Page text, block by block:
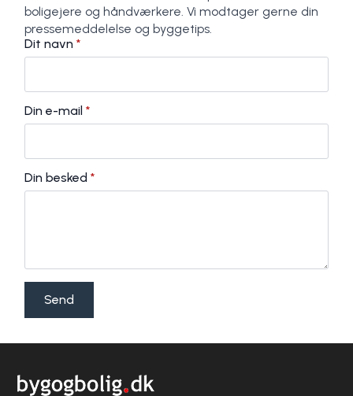
boligejere og håndværkere. Vi modtager gerne din
pressemeddelelse og byggetips.
Dit navn *
Din e-mail *
Din besked *
Send